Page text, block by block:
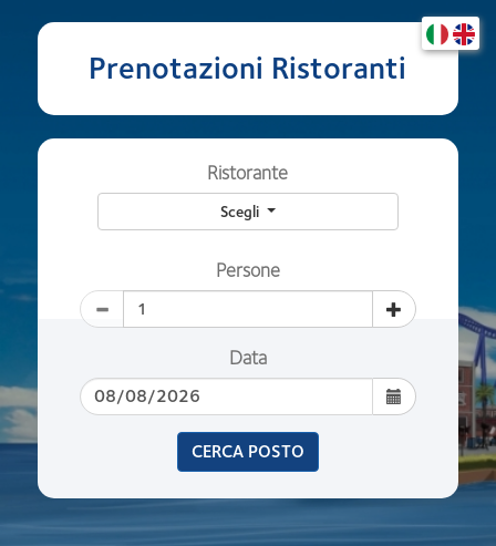
Prenotazioni Ristoranti
Ristorante
Scegli
Persone
Data
CERCA POSTO